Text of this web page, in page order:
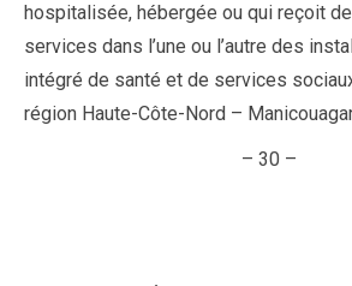
hospitalisée, hébergée ou qui reçoit
services dans l’une ou l’autre des
intégré de santé et de services
région Haute-Côte-Nord –
– 30 –